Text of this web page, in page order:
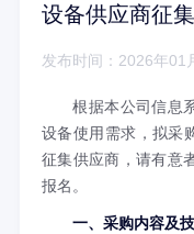
设备供应商征
发布时间：2026年01
根据本公司信息系
设备使用需求，拟采
征集供应商，请有意
报名。
一、采购内容及